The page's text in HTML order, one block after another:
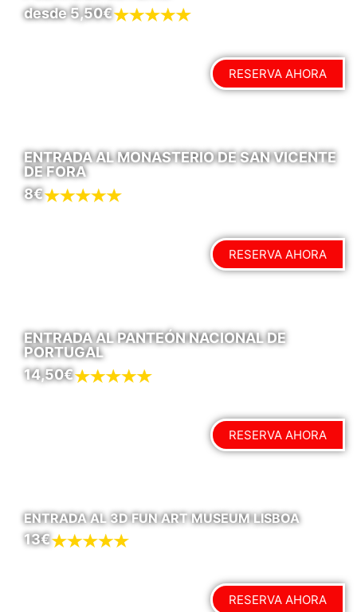
desde 5,50€
RESERVA AHORA
ENTRADA AL MONASTERIO DE SAN VICENTE
DE FORA
8€
RESERVA AHORA
ENTRADA AL PANTEÓN NACIONAL DE
PORTUGAL
14,50€
RESERVA AHORA
ENTRADA AL 3D FUN ART MUSEUM LISBOA
13€
RESERVA AHORA